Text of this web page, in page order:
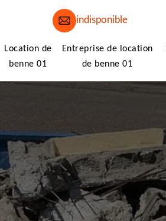
indisponible
Location de
benne 01
Entreprise de location
de benne 01